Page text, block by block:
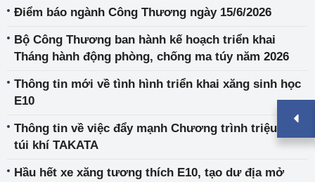
Điểm báo ngành Công Thương ngày 15/6/2026
Bộ Công Thương ban hành kế hoạch triển khai
Tháng hành động phòng, chống ma túy năm 2026
Thông tin mới về tình hình triển khai xăng sinh học
E10
Thông tin về việc đẩy mạnh Chương trình triệu hồi
túi khí TAKATA
Hầu hết xe xăng tương thích E10, tạo dư địa mở